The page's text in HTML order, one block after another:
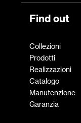
Find out
Collezioni
Prodotti
Realizzazioni
Catalogo
Manutenzione
Garanzia